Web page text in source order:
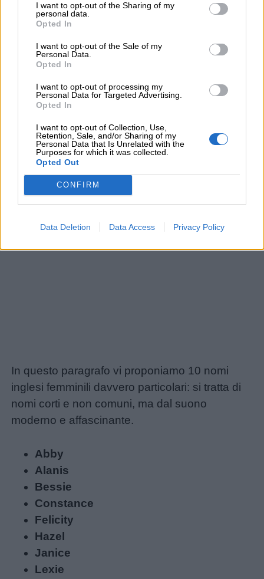
I want to opt-out of the Sharing of my
personal data.
Opted In
I want to opt-out of the Sale of my
Personal Data.
Opted In
I want to opt-out of processing my
Personal Data for Targeted Advertising.
Opted In
I want to opt-out of Collection, Use,
Retention, Sale, and/or Sharing of my
Personal Data that Is Unrelated with the
Purposes for which it was collected.
Opted Out
CONFIRM
Data Deletion Data Access Privacy Policy
In questo paragrafo vi proponiamo 10 nomi
inglesi femminili davvero particolari: si tratta di
nomi corti e non comuni, ma dal suono
moderno e affascinante.
Abby
Alanis
Bessie
Constance
Felicity
Hazel
Janice
Lexie